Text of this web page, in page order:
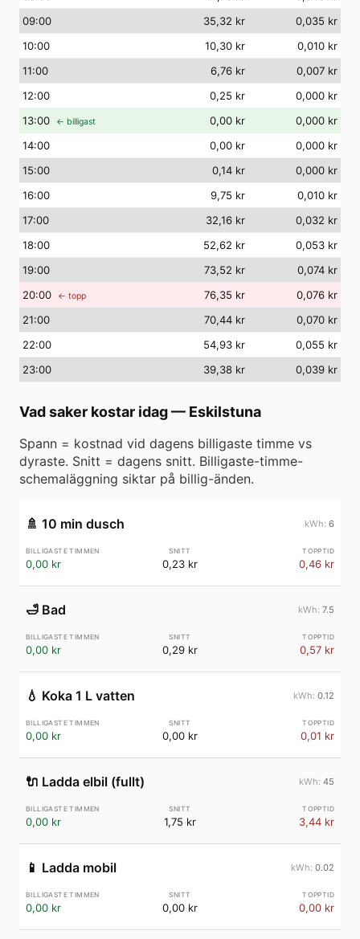
09:00 35,32 kr
0,035 kr
10:00 10,30 kr
0,010 kr
11:00 6,76 kr
0,007 kr
12:00 0,25 kr
0,000 kr
13:00 ← billigast 0,00 kr
0,000 kr
14:00 0,00 kr
0,000 kr
15:00 0,14 kr
0,000 kr
16:00 9,75 kr
0,010 kr
17:00 32,16 kr
0,032 kr
18:00 52,62 kr
0,053 kr
19:00 73,52 kr
0,074 kr
20:00 ← topp 76,35 kr
0,076 kr
21:00 70,44 kr
0,070 kr
22:00 54,93 kr
0,055 kr
23:00 39,38 kr 0,039 kr
Vad saker kostar idag— Eskilstuna
Spann = kostnad vid dagens billigaste timme vs
dyraste. Snitt = dagens snitt. Billigaste-timme-
schemaläggning siktar på billig-änden.
🚿 10 min dusch 6
0,00 kr 0,23 kr 0,46 kr
🛁 Bad 7.5
0,00 kr 0,29 kr 0,57 kr
💧 Koka 1 L vatten 0.12
0,00 kr 0,00 kr 0,01 kr
🔌 Ladda elbil (fullt) 45
0,00 kr 1,75 kr 3,44 kr
📱 Ladda mobil 0.02
0,00 kr 0,00 kr 0,00 kr